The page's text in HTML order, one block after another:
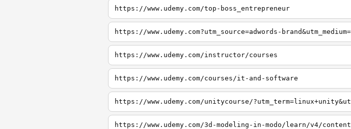
https://www.udemy.com/top-boss_entrepreneur
https://www.udemy.com/instructor/courses
https://www.udemy.com/courses/it-and-software
https://www.udemy.com/3d-modeling-in-modo/learn/v4/content